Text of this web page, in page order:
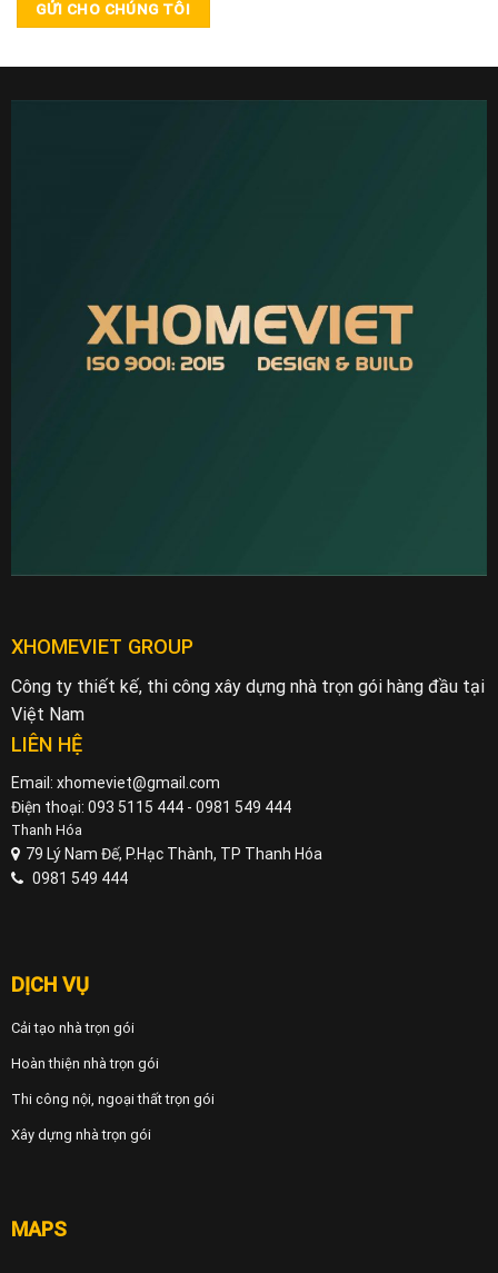
XHOMEVIET GROUP
Công ty thiết kế, thi công xây dựng nhà trọn gói hàng đầu tại
Việt Nam
LIÊN HỆ
Email: xhomeviet@gmail.com
Điện thoại: 093 5115 444 - 0981 549 444
Thanh Hóa
79 Lý Nam Đế, P.Hạc Thành, TP Thanh Hóa
0981 549 444
DỊCH VỤ
Cải tạo nhà trọn gói
Hoàn thiện nhà trọn gói
Thi công nội, ngoại thất trọn gói
Xây dựng nhà trọn gói
MAPS